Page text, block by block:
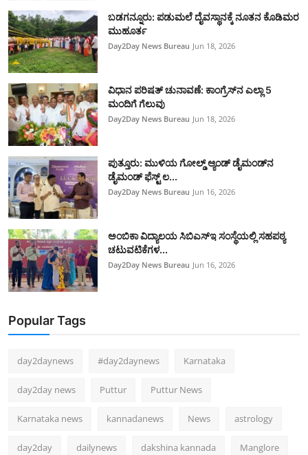
ಬಡಗನ್ನೂರು: ಪಡುಮಲೆ ದೈವಸ್ಥಾನಕ್ಕೆ ನೂತನ ಕೊಡಿಮರ
ಮುಹೂರ್ತ
Day2Day News Bureau Jun 18, 2026
ವಿಧಾನ ಪರಿಷತ್ ಚುನಾವಣೆ: ಕಾಂಗ್ರೆಸ್‌ನ ಎಲ್ಲಾ 5
ಮಂದಿಗೆ ಗೆಲುವು
Day2Day News Bureau Jun 18, 2026
ಪುತ್ತೂರು: ಮುಳಿಯ ಗೋಲ್ಡ್ ಆ್ಯಂಡ್ ಡೈಮಂಡ್‌ನ
ಡೈಮಂಡ್ ಫೆಸ್ಟ್‌ ಲ...
Day2Day News Bureau Jun 16, 2026
ಅಂಬಿಕಾ ವಿದ್ಯಾಲಯ ಸಿಬಿಎಸ್‌ಇ ಸಂಸ್ಥೆಯಲ್ಲಿ ಸಹಪಠ್ಯ
ಚಟುವಟಿಕೆಗಳ...
Day2Day News Bureau Jun 16, 2026
Popular Tags
day2daynews #day2daynews Karnataka
day2day news Puttur Puttur News
Karnataka news kannadanews News astrology
day2day dailynews dakshina kannada Manglore